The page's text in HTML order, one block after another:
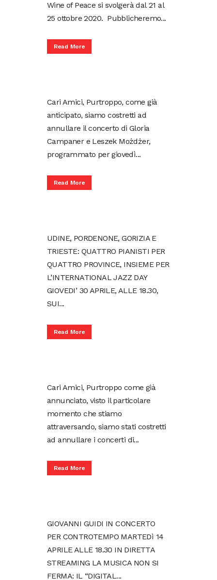
Wine of Peace si svolgerà dal 21 al
25 ottobre 2020. Pubblicheremo...
Read More
Cari Amici, Purtroppo, come già
anticipato, siamo costretti ad
annullare il concerto di Gloria
Campaner e Leszek Możdżer,
programmato per giovedì...
Read More
UDINE, PORDENONE, GORIZIA E
TRIESTE: QUATTRO PIANISTI PER
QUATTRO PROVINCE, INSIEME PER
L’INTERNATIONAL JAZZ DAY
GIOVEDI’ 30 APRILE, ALLE 18.30,
SUI...
Read More
Cari Amici, Purtroppo come già
annunciato, visto il particolare
momento che stiamo
attraversando, siamo stati costretti
ad annullare i concerti di...
Read More
GIOVANNI GUIDI IN CONCERTO
PER CONTROTEMPO MARTEDì 14
APRILE ALLE 18.30 IN DIRETTA
STREAMING LA MUSICA NON SI
FERMA: IL “DIGITAL...